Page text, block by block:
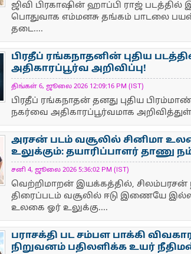
ஜிவி பிரகாஷின் ஹாப்பி ராஜ்
பொதுவாக எம்மனசு தங்கம் பாடலை
தடை....
பிரதீப் ரங்கநாதனின் புதிய
அதிகாரப்பூர்வ அறிவிப்பு!
திங்கள் 6, ஜூலை 2026 12:09:16 PM (IST)
பிரதீப் ரங்கநாதன் தனது புதிய
நகர்வை அதிகாரப்பூர்வமாக
அரசன் படம் வசூலில் சினிமா
உலுக்கும்: தயாரிப்பாளர் தாணு
சனி 4, ஜூலை 2026 5:36:02 PM (IST)
வெற்றிமாறன் இயக்கத்தில், சிலம்பரசன்
திரைப்படம் வசூலில் ஈடு இணையே
உலகை ஓர் உலுக்கு....
பராசக்தி பட சம்பள பாக்கி
நிறுவனம் பதிலளிக்க உயர்